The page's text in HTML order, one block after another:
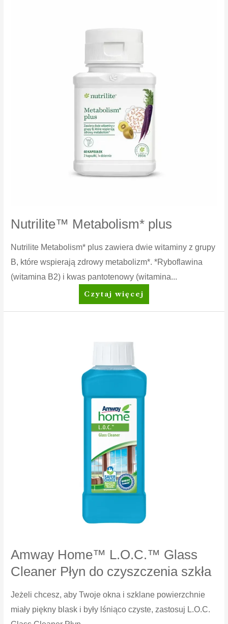
Nutrilite™ Metabolism* plus
Nutrilite Metabolism* plus zawiera dwie witaminy z grupy
B, które wspierają zdrowy metabolizm*. *Ryboflawina
(witamina B2) i kwas pantotenowy (witamina...
Nutrilite™
Metabolism*
Czytaj więcej
Amway Home™ L.O.C.™ Glass
Cleaner Płyn do czyszczenia szkła
Jeżeli chcesz, aby Twoje okna i szklane powierzchnie
miały piękny blask i były lśniąco czyste, zastosuj L.O.C.